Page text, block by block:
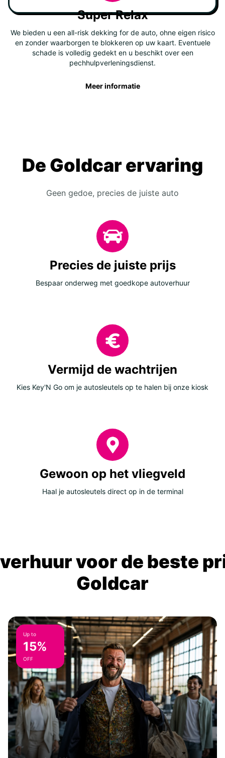
Super Relax
We bieden u een all-risk dekking for de auto, ohne eigen risico
en zonder waarborgen te blokkeren op uw kaart. Eventuele
schade is volledig gedekt en u beschikt over een
pechhulpverleningsdienst.
Meer informatie
De Goldcar ervaring
Geen gedoe, precies de juiste auto
Precies de juiste prijs
Bespaar onderweg met goedkope autoverhuur
Vermijd de wachtrijen
Kies Key'N Go om je autosleutels op te halen bij onze kiosk
Gewoon op het vliegveld
Haal je autosleutels direct op in de terminal
voor de beste
Goldcar
Up to
15%
OFF